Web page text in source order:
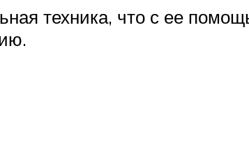
техника, что с ее